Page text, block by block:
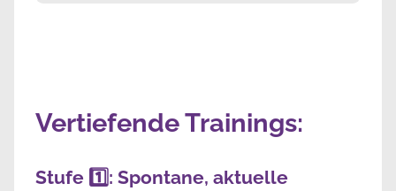
Vertiefende Trainings:
Stufe 1️⃣: Spontane, aktuelle